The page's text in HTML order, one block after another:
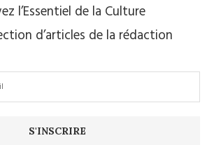
l’Essentiel de la Culture
d’articles de la rédaction